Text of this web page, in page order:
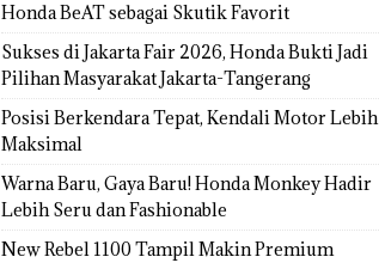
Honda BeAT sebagai Skutik Favorit
Sukses di Jakarta Fair 2026, Honda Bukti Jadi
Pilihan Masyarakat Jakarta-Tangerang
Posisi Berkendara Tepat, Kendali Motor Lebih
Maksimal
Warna Baru, Gaya Baru! Honda Monkey Hadir
Lebih Seru dan Fashionable
New Rebel 1100 Tampil Makin Premium